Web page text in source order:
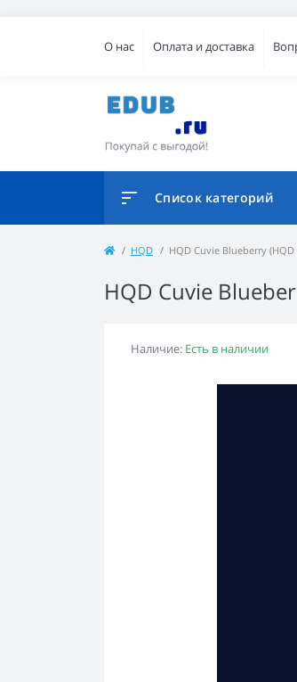
О нас Оплата и доставка
Список категорий
HQD HQD Cuvie Blueberry
HQD Cuvie
Наличие: Есть в наличии